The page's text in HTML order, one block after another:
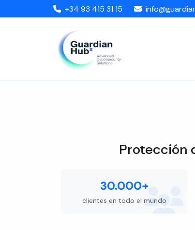
+34 93 415 31 15
Protección
30.000+
clientes en todo el mundo